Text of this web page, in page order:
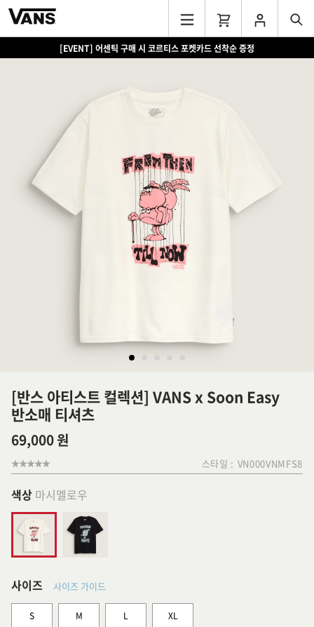
[EVENT] 어센틱 구매 시 코르티스 포켓카드 선착순 증정
[반스 아티스트 컬렉션] VANS x Soon Easy
반소매 티셔츠
69,000 원
스타일 : VN000VNMFS8
색상 마시멜로우
사이즈 사이즈 가이드
S M L XL